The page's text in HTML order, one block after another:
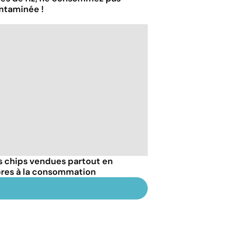
!
chips vendues partout en
à la consommation